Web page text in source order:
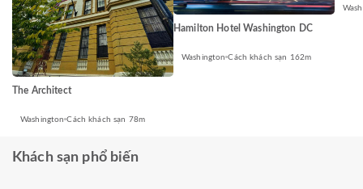
The Architect
Washington Cách khách sạn 78m
Hamilton Hotel Washington DC
Washington Cách khách sạn 162m
Khách sạn phổ biến